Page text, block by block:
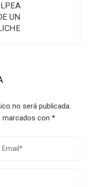
UN
no será publicada.
con *